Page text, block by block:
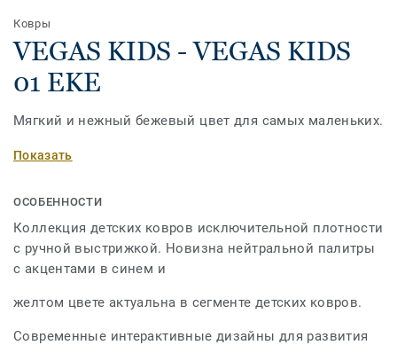
Ковры
VEGAS KIDS - VEGAS KIDS
01 EKE
Мягкий и нежный бежевый цвет для самых маленьких.
Показать
ОСОБЕННОСТИ
Коллекция детских ковров исключительной плотности
с ручной выстрижкой. Новизна нейтральной палитры
с акцентами в синем и
желтом цвете актуальна в сегменте детских ковров.
Современные интерактивные дизайны для развития